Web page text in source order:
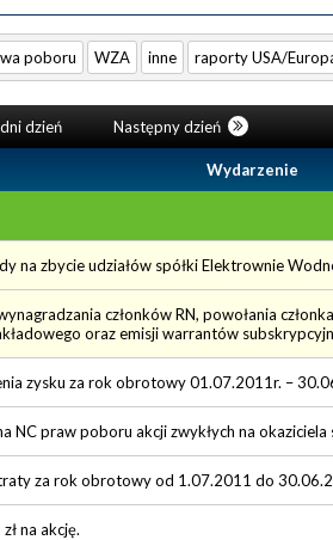
poboru WZA inne raporty USA/
dzień Następny dzień
Wydarzenie
na zbycie udziałów spółki Elektrownie
członków RN, powołania
oraz emisji warrantów
zysku za rok obrotowy 01.07.2011r. –
NC praw poboru akcji zwykłych na okaziciela
za rok obrotowy od 1.07.2011 do
na akcję.